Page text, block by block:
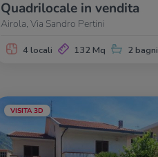
Quadrilocale in vendita
Airola, Via Sandro Pertini
4 locali 132 Mq 2 bagni
VISITA 3D